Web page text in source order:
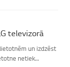
televizorā
un izdzēst
netiek